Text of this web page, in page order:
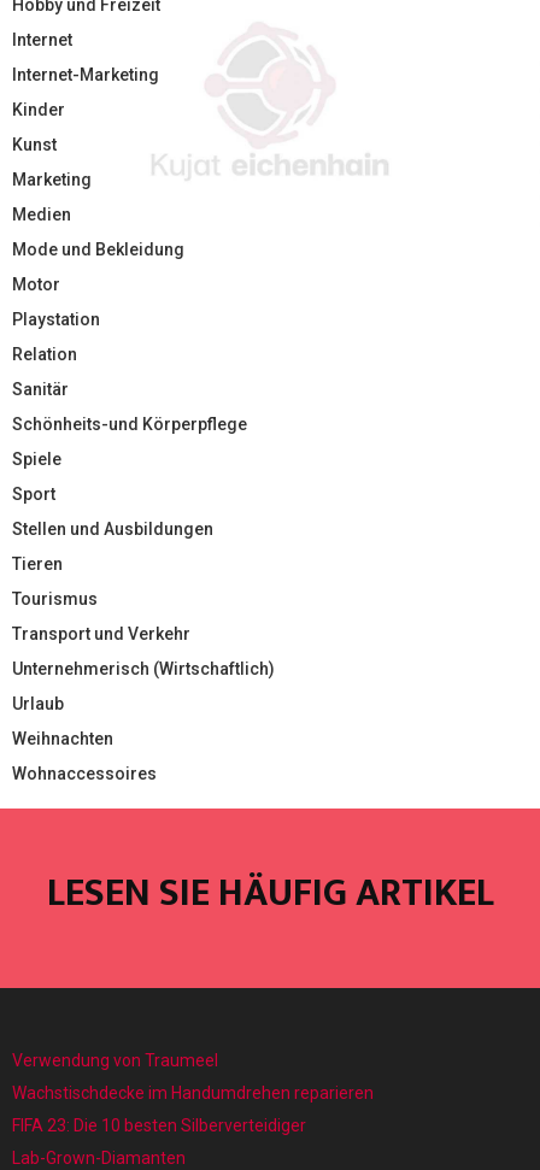
Hobby und Freizeit
Internet
Internet-Marketing
Kinder
Kunst
Marketing
Medien
Mode und Bekleidung
Motor
Playstation
Relation
Sanitär
Schönheits-und Körperpflege
Spiele
Sport
Stellen und Ausbildungen
Tieren
Tourismus
Transport und Verkehr
Unternehmerisch (Wirtschaftlich)
Urlaub
Weihnachten
Wohnaccessoires
LESEN SIE HÄUFIG ARTIKEL
Verwendung von Traumeel
Wachstischdecke im Handumdrehen reparieren
FIFA 23: Die 10 besten Silberverteidiger
Lab-Grown-Diamanten